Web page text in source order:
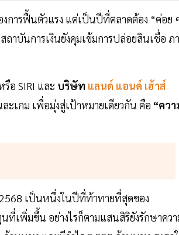
การฟื้นตัวแรง แต่เป็นปีที่ตลาดต้อง “ค่อย
าบันการเงินยังคุมเข้มการปล่อยสินเชื่อ ภ
รือ SIRI และ บริษัท แลนด์ แอนด์ เฮ้าส์
เกม เพื่อมุ่งสู่เป้าหมายเดียวกัน คือ “คว
เป็นหนึ่งในปีที่ท้าทายที่สุดของ
ที่เพิ่มขึ้น อย่างไรก็ตามแสนสิริยังรักษาคว